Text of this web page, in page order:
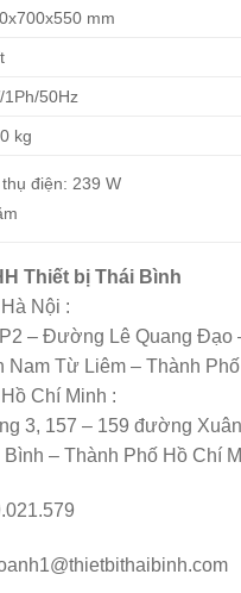
mm
50Hz
kg
điện: 239 W
Thiết bị Thái Bình
Nội :
– Đường Lê Quang Đạo
Nam Từ Liêm – Thành
Chí Minh :
3, 157 – 159 đường
Bình – Thành Phố Hồ Chí